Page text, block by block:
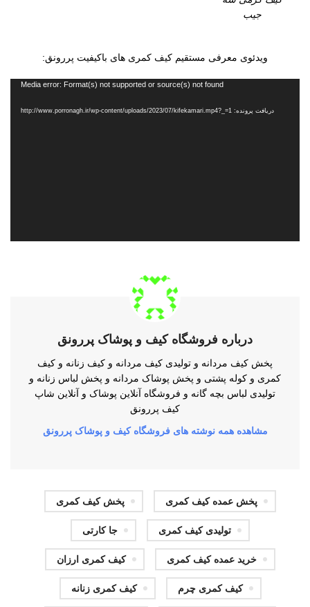
جیب
ویدئوی معرفی مستقیم کیف کمری های باکیفیت پررونق:
Media error: Format(s) not supported or source(s) not found
دریافت پرونده: http://www.porronagh.ir/wp-content/uploads/2023/07/kifekamari.mp4?_=1
درباره فروشگاه کیف و پوشاک پررونق
پخش کیف مردانه و تولیدی کیف مردانه و کیف زنانه و کیف
کمری و کوله پشتی و پخش پوشاک مردانه و پخش لباس زنانه و
تولیدی لباس بچه گانه و فروشگاه آنلاین پوشاک و آنلاین شاپ
کیف پررونق
مشاهده همه نوشته های فروشگاه کیف و پوشاک پررونق
پخش عمده کیف کمری پخش کیف کمری
تولیدی کیف کمری جا کارتی
خرید عمده کیف کمری کیف کمری ارزان
کیف کمری چرم کیف کمری زنانه